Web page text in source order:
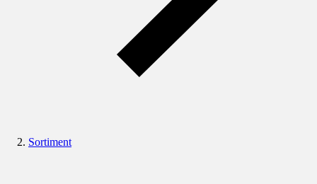
Sortiment